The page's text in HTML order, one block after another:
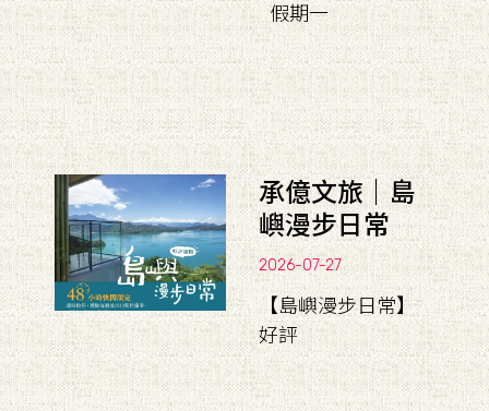
假期一
承億文旅｜島
嶼漫步日常
2026-07-27
【島嶼漫步日常】
好評